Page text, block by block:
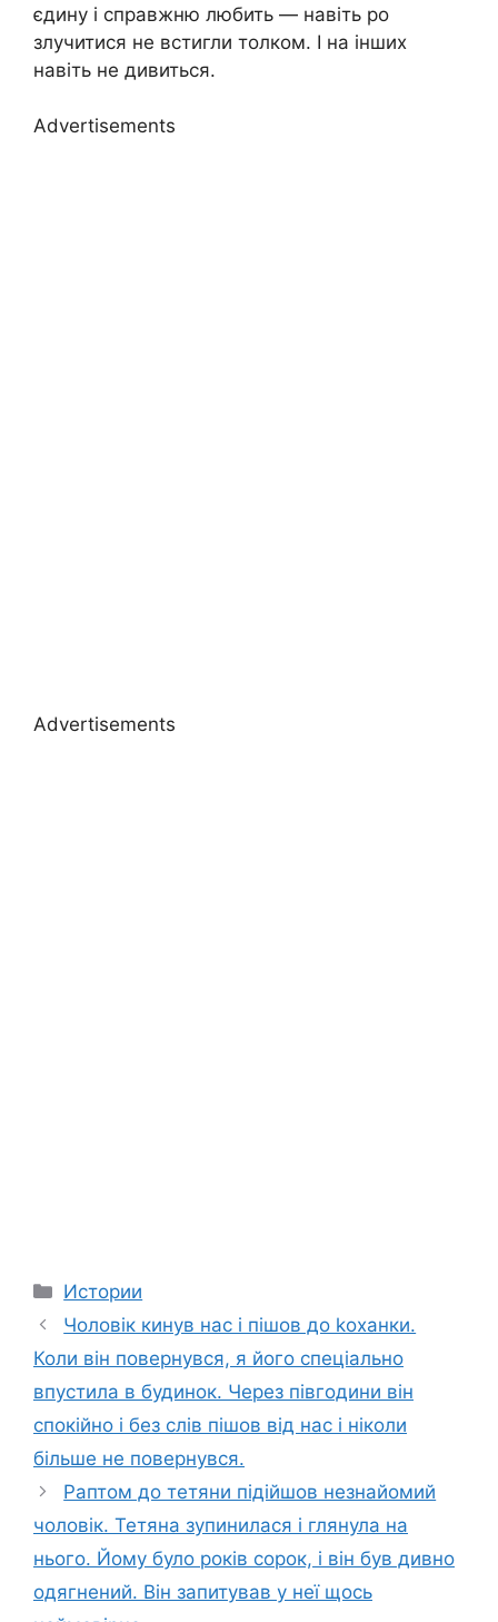
єдину і справжню любить — навіть ро
злучитися не встигли толком. І на інших
навіть не дивиться.
Advertisements
Advertisements
Categories
Истории
Чоловік кинув нас і пішов до kоханки.
Коли він повернувся, я його спеціально
впустила в будинок. Через півгодини він
спокійно і без слів пішов від нас і ніколи
більше не повернувся.
Раптом до тетяни підійшов незнайомий
чоловік. Тетяна зупинилася і глянула на
нього. Йому було років сорок, і він був дивно
одягнений. Він запитував у неї щось